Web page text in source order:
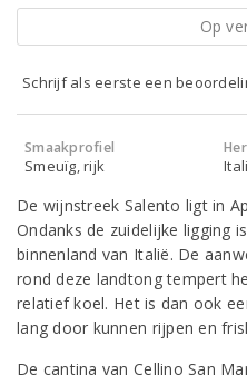
Op
Schrijf als eerste een
Smaakprofiel
Smeuïg, rijk
De wijnstreek Salento ligt in
Ondanks de zuidelijke ligging
binnenland van Italië. De
rond deze landtong tempert
relatief koel. Het is dan ook
lang door kunnen rijpen en
De cantina van Cellino San